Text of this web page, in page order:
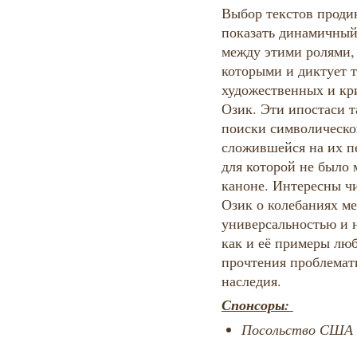
Выбор текстов
показать
между этими
которыми и диктует
художественных и
Озик. Эти ипостаси
поиски
сложившейся на их
для которой не было
каноне. Интересны
Озик о колебаниях
универсальностью и
как и её примеры
прочтения
наследия.
Спонсоры:
Посольство США